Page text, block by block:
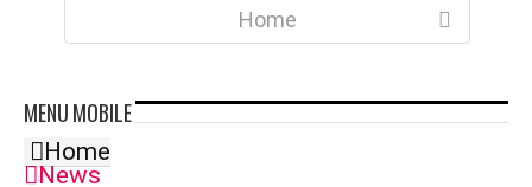
Home
MENUMOBILE
Home
News